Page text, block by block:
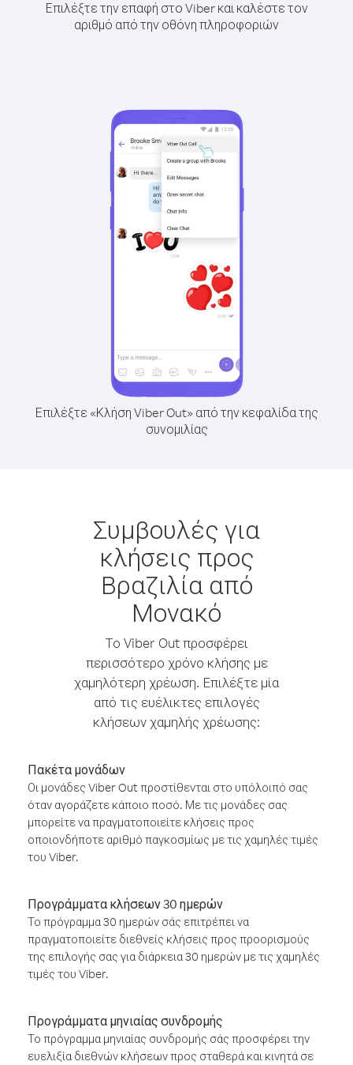
Επιλέξτε την επαφή στο Viber και καλέστε τον
αριθμό από την οθόνη πληροφοριών
Επιλέξτε «Κλήση Viber Out» από την κεφαλίδα της
συνομιλίας
Συμβουλές για
κλήσεις προς
Βραζιλία από
Μονακό
Το Viber Out προσφέρει
περισσότερο χρόνο κλήσης με
χαμηλότερη χρέωση. Επιλέξτε μία
από τις ευέλικτες επιλογές
κλήσεων χαμηλής χρέωσης:
Πακέτα μονάδων
Οι μονάδες Viber Out προστίθενται στο υπόλοιπό σας
όταν αγοράζετε κάποιο ποσό. Με τις μονάδες σας
μπορείτε να πραγματοποιείτε κλήσεις προς
οποιονδήποτε αριθμό παγκοσμίως με τις χαμηλές τιμές
του Viber.
Προγράμματα κλήσεων 30 ημερών
Το πρόγραμμα 30 ημερών σάς επιτρέπει να
πραγματοποιείτε διεθνείς κλήσεις προς προορισμούς
της επιλογής σας για διάρκεια 30 ημερών με τις χαμηλές
τιμές του Viber.
Προγράμματα μηνιαίας συνδρομής
Το πρόγραμμα μηνιαίας συνδρομής σάς προσφέρει την
ευελιξία διεθνών κλήσεων προς σταθερά και κινητά σε